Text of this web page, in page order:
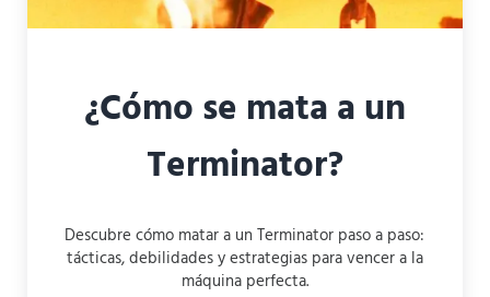
¿Cómo se mata a un
Terminator?
Descubre cómo matar a un Terminator paso a paso:
tácticas, debilidades y estrategias para vencer a la
máquina perfecta.